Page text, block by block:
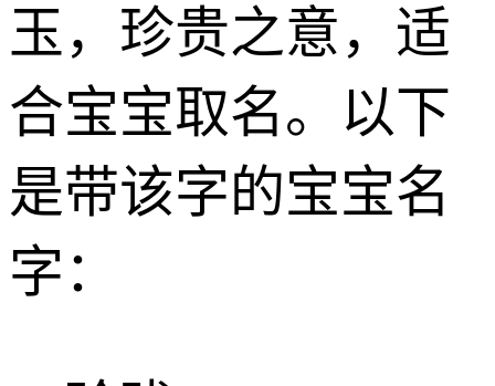
玉，珍贵之意，适
合宝宝取名。以下
是带该字的宝宝名
字：